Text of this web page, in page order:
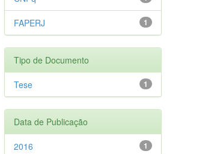
1
FAPERJ
Tipo de Documento
1
Tese
Data de Publicação
1
2016